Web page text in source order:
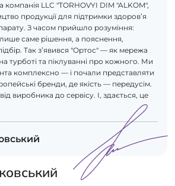
LLC "TORHOVYI DIM "ALKOM",
продукції для підтримки здоров’я
З часом прийшло розуміння:
саме рішення, а пояснення,
Так з’явився "Ортос" — як мережа
турботі та піклуванні про кожного. Ми
комплексно — і почали представляти
бренди, де якість — передусім.
виробника до сервісу. І, здається, це